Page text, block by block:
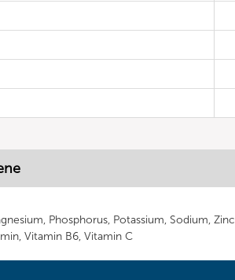
Phosphorus, Potassium, Sodium, Zinc
Vitamin B6, Vitamin C